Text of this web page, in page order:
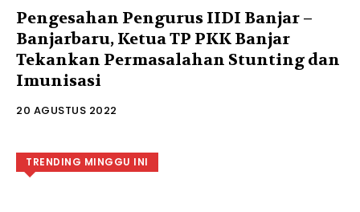
Pengesahan Pengurus IIDI Banjar –
Banjarbaru, Ketua TP PKK Banjar
Tekankan Permasalahan Stunting dan
Imunisasi
20 AGUSTUS 2022
TRENDING MINGGU INI